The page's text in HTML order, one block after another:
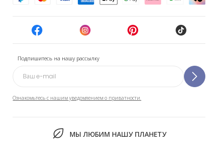
Подпишитесь на нашу рассылку
Ознакомьтесь с нашим уведомлением о приватности.
МЫ ЛЮБИМ НАШУ ПЛАНЕТУ